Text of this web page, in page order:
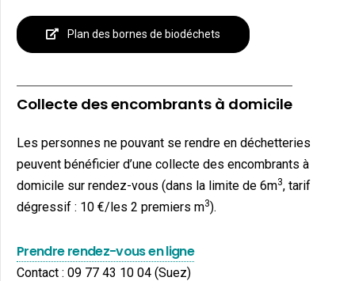
Plan des bornes de biodéchets
Collecte des encombrants à domicile
Les personnes ne pouvant se rendre en déchetteries
peuvent bénéficier d’une collecte des encombrants à
domicile sur rendez-vous (dans la limite de 6m3, tarif
dégressif : 10 €/les 2 premiers m3).
Prendre rendez-vous en ligne
Contact : 09 77 43 10 04 (Suez)